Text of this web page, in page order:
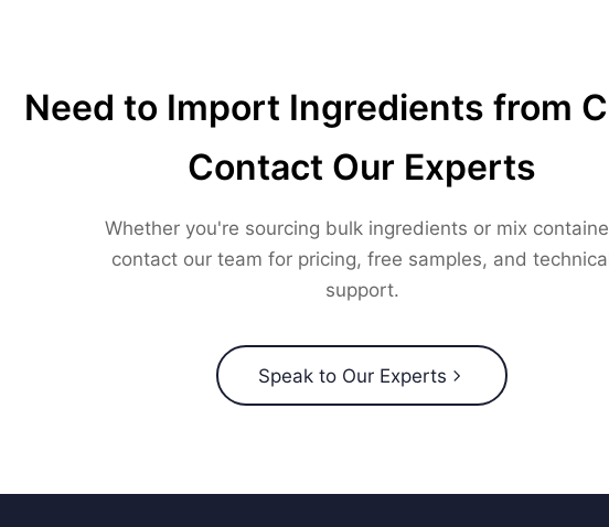
Need to Import Ingredients from
Contact Our Experts
Whether you're sourcing bulk ingredients or mix
contact our team for pricing, free samples, and
support.
Speak to Our Experts